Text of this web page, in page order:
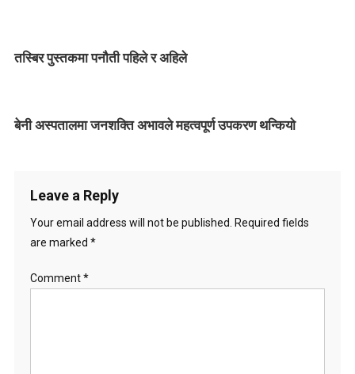
v
a
तस्बिर पुस्तकमा पनौती पहिले र अहिले
बेनी अस्पतालमा जनशक्ति अभावले महत्वपूर्ण उपकरण थन्कियाे
Leave a Reply
Your email address will not be published. Required fields
are marked *
Comment*